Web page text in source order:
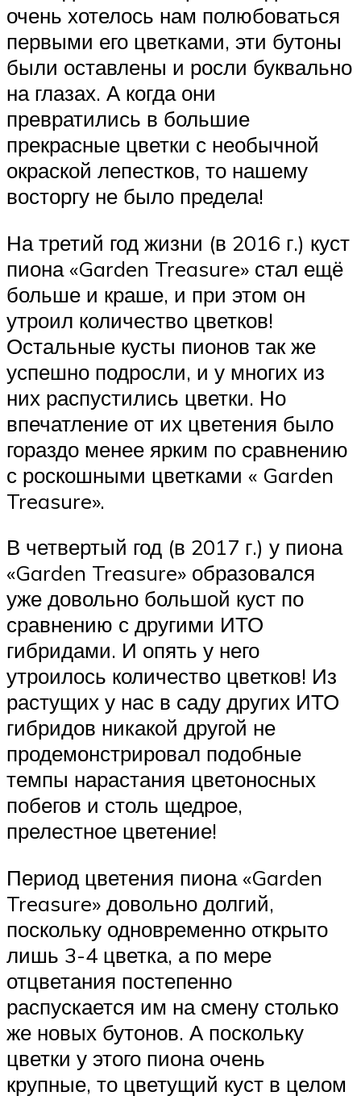
очень хотелось нам полюбоваться
первыми его цветками, эти бутоны
были оставлены и росли буквально
на глазах. А когда они
превратились в большие
прекрасные цветки с необычной
окраской лепестков, то нашему
восторгу не было предела!
На третий год жизни (в 2016 г.) куст
пиона «Garden Treasure» стал ещё
больше и краше, и при этом он
утроил количество цветков!
Остальные кусты пионов так же
успешно подросли, и у многих из
них распустились цветки. Но
впечатление от их цветения было
гораздо менее ярким по сравнению
с роскошными цветками « Garden
Treasure».
В четвертый год (в 2017 г.) у пиона
«Garden Treasure» образовался
уже довольно большой куст по
сравнению с другими ИТО
гибридами. И опять у него
утроилось количество цветков! Из
растущих у нас в саду других ИТО
гибридов никакой другой не
продемонстрировал подобные
темпы нарастания цветоносных
побегов и столь щедрое,
прелестное цветение!
Период цветения пиона «Garden
Treasure» довольно долгий,
поскольку одновременно открыто
лишь 3-4 цветка, а по мере
отцветания постепенно
распускается им на смену столько
же новых бутонов. А поскольку
цветки у этого пиона очень
крупные, то цветущий куст в целом